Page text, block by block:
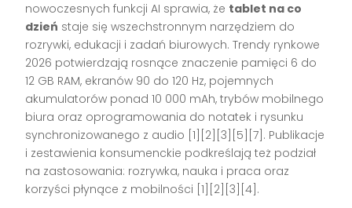
nowoczesnych funkcji AI sprawia, że tablet na co
dzień staje się wszechstronnym narzędziem do
rozrywki, edukacji i zadań biurowych. Trendy rynkowe
2026 potwierdzają rosnące znaczenie pamięci 6 do
12 GB RAM, ekranów 90 do 120 Hz, pojemnych
akumulatorów ponad 10 000 mAh, trybów mobilnego
biura oraz oprogramowania do notatek i rysunku
synchronizowanego z audio [1][2][3][5][7]. Publikacje
i zestawienia konsumenckie podkreślają też podział
na zastosowania: rozrywka, nauka i praca oraz
korzyści płynące z mobilności [1][2][3][4].